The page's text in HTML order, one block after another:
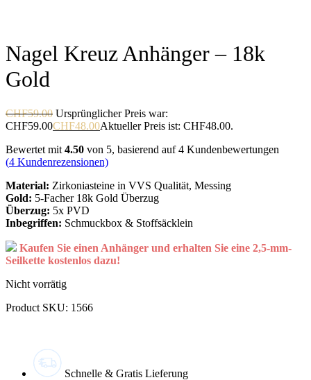
Nagel Kreuz Anhänger – 18k
Gold
CHF59.00 Ursprünglicher Preis war:
CHF59.00CHF48.00Aktueller Preis ist: CHF48.00.
Bewertet mit 4.50 von 5, basierend auf4 Kundenbewertungen
(4 Kundenrezensionen)
Material: Zirkoniasteine in VVS Qualität, Messing
Gold: 5-Facher 18k Gold Überzug
Überzug: 5x PVD
Inbegriffen: Schmuckbox & Stoffsäcklein
Kaufen Sie einen Anhänger und erhalten Sie eine 2,5-mm-
Seilkette kostenlos dazu!
Nicht vorrätig
Product SKU: 1566
Schnelle & Gratis Lieferung